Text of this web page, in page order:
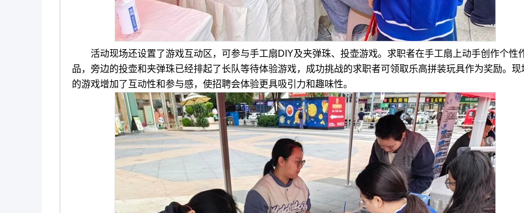
活动现场还设置了游戏互动区，可参与手工扇DIY及夹弹珠、投壶游戏。求职者在手工扇上动手创作个性
品，旁边的投壶和夹弹珠已经排起了长队等待体验游戏，成功挑战的求职者可领取乐高拼装玩具作为奖励。现
的游戏增加了互动性和参与感，使招聘会体验更具吸引力和趣味性。